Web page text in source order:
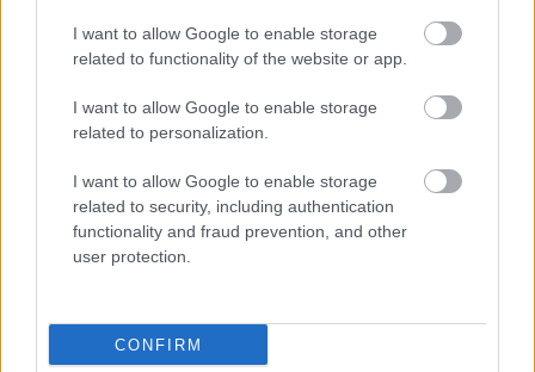
I want to allow Google to enable storage
related to functionality of the website or app.
I want to allow Google to enable storage
related to personalization.
I want to allow Google to enable storage
related to security, including authentication
functionality and fraud prevention, and other
user protection.
CONFIRM
Simkó Beatrix és Grecsó Zoltán
koreográfiája nyerte el a Tánc
Fesztiválja fődíját
szinhaz szerk.•2018. június 07.
A Frenák Pál Társulat és a Pécsi Balett is két-két
díjjal lett gazdagabb a veszprémi tánctalálkozó
Az egri Agria Nyári Játékok
meghallgatást hirdet